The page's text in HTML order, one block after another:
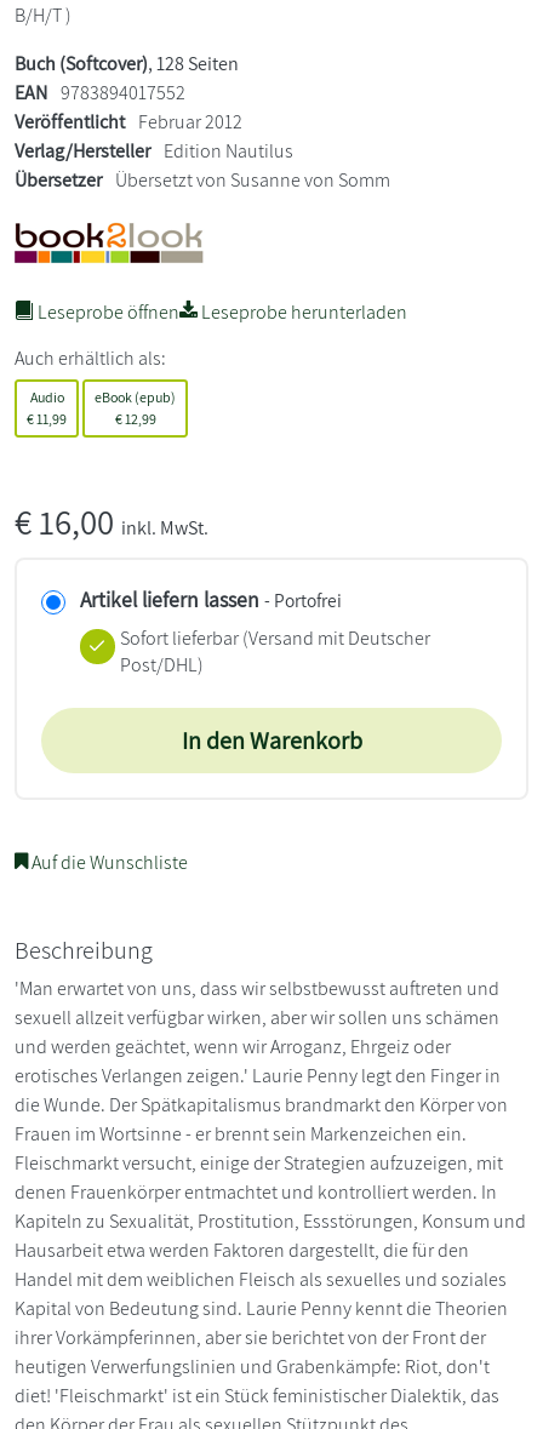
B/H/T )
Buch (Softcover), 128 Seiten
EAN 9783894017552
Veröffentlicht Februar 2012
Verlag/Hersteller Edition Nautilus
Übersetzer Übersetzt von Susanne von Somm
Leseprobe öffnen
Leseprobe herunterladen
Auch erhältlich als:
Audio
€ 11,99
eBook (epub)
€12,99
€16,00 inkl. MwSt.
Artikel liefern lassen - Portofrei
Sofort lieferbar(Versand mit Deutscher
Post/DHL)
In den Warenkorb
Auf die Wunschliste
Beschreibung
'Man erwartet von uns, dass wir selbstbewusst auftreten und
sexuell allzeit verfügbar wirken, aber wir sollen uns schämen
und werden geächtet, wenn wir Arroganz, Ehrgeiz oder
erotisches Verlangen zeigen.' Laurie Penny legt den Finger in
die Wunde. Der Spätkapitalismus brandmarkt den Körper von
Frauen im Wortsinne - er brennt sein Markenzeichen ein.
Fleischmarkt versucht, einige der Strategien aufzuzeigen, mit
denen Frauenkörper entmachtet und kontrolliert werden. In
Kapiteln zu Sexualität, Prostitution, Essstörungen, Konsum und
Hausarbeit etwa werden Faktoren dargestellt, die für den
Handel mit dem weiblichen Fleisch als sexuelles und soziales
Kapital von Bedeutung sind. Laurie Penny kennt die Theorien
ihrer Vorkämpferinnen, aber sie berichtet von der Front der
heutigen Verwerfungslinien und Grabenkämpfe: Riot, don't
diet! 'Fleischmarkt' ist ein Stück feministischer Dialektik, das